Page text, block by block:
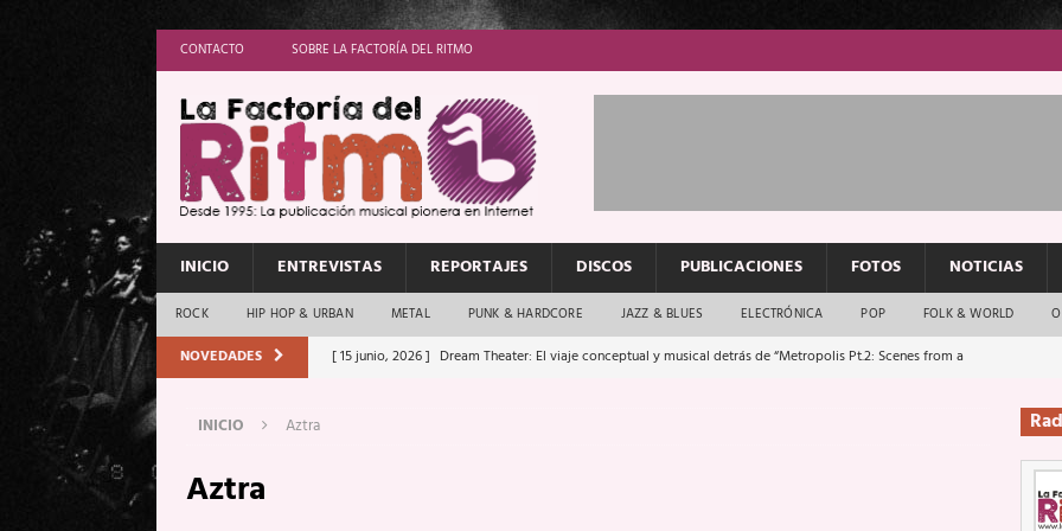
CONTACTO SOBRE LA FACTORÍA DEL RITMO
INICIO ENTREVISTAS REPORTAJES DISCOS PUBLICACIONES FOTOS NOTICIAS
ROCK HIP HOP & URBAN METAL PUNK & HARDCORE JAZZ & BLUES ELECTRÓNICA POP FOLK & WORLD
NOVEDADES [ 15 junio, 2026 ] Dream Theater: El viaje conceptual y musical detrás de “Metropolis Pt.2: Scenes from a
INICIO Aztra
Aztra